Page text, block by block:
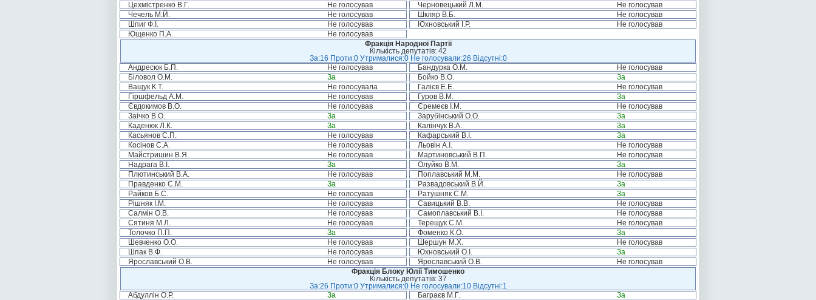
Цехмістренко В.Г.
Не голосував Черновецький Л.М.
Не голосував
Чечель М.Й.
Не голосував Шкляр В.Б.
Не голосував
Шпиг Ф.І.
Не голосував Юхновський І.Р.
Не голосував
Ющенко П.А.
Не голосував
Фракція Народної Партії
Кількість депутатів: 42
За:16 Проти:0 Утрималися:0 Не голосували:26 Відсутні:0
Андресюк Б.П.
Не голосував Бандурка О.М.
Не голосував
Біловол О.М.
За Бойко В.О.
За
Ващук К.Т.
Не голосувала Галієв Е.Е.
Не голосував
Гіршфельд А.М.
Не голосував Гуров В.М.
За
Євдокимов В.О.
Не голосував Єремеєв І.М.
Не голосував
Заічко В.О.
За Зарубінський О.О.
За
Каденюк Л.К.
За Калінчук В.А.
За
Касьянов С.П.
Не голосував Кафарський В.І.
За
Косінов С.А.
Не голосував Льовін А.І.
Не голосував
Майстришин В.Я.
Не голосував Мартиновський В.П.
Не голосував
Надрага В.І.
За Олуйко В.М.
За
Плютинський В.А.
Не голосував Поплавський М.М.
Не голосував
Правденко С.М.
За Развадовський В.Й.
За
Райков Б.С.
Не голосував Ратушняк С.М.
За
Рішняк І.М.
Не голосував Савицький В.В.
Не голосував
Салмін О.В.
Не голосував Самоплавський В.І.
Не голосував
Сятиня М.Л.
Не голосував Терещук С.М.
Не голосував
Толочко П.П.
За Фоменко К.О.
За
Шевченко О.О.
Не голосував Шершун М.Х.
Не голосував
Шпак В.Ф.
Не голосував Юхновський О.І.
За
Ярославський О.В.
Не голосував Ярославський О.В.
Не голосував
Фракція Блоку Юлії Тимошенко
Кількість депутатів: 37
За:26 Проти:0 Утрималися:0 Не голосували:10 Відсутні:1
Абдуллін О.Р.
За Баграєв М.Г.
За